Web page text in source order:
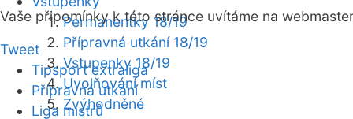
Permanentky 18/19
Přípravná utkání 18/19
Vstupenky 18/19
Uvolňování míst
Zvýhodněné
Vaše připomínky k této stránce uvítáme na webmaster
Tweet
Tipsport extraliga
Přípravná utkání
Liga mistrů